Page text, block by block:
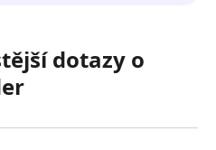
dotazy o